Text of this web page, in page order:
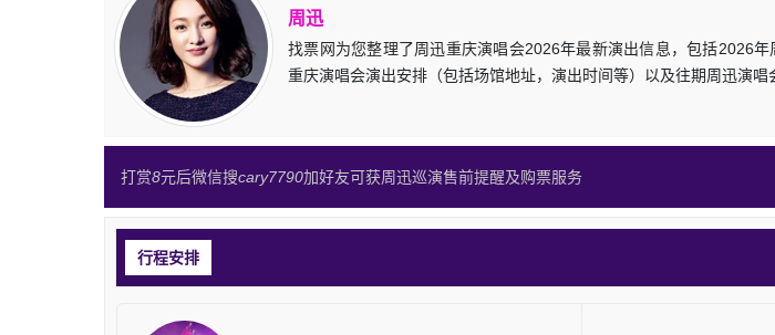
周迅
找票网为您整理了周迅重庆演唱会2026年最新演出信息，包括2026
重庆演唱会演出安排（包括场馆地址，演出时间等）以及往期周迅演唱
打赏8元后微信搜cary7790加好友可获周迅巡演售前提醒及购票服务
行程安排